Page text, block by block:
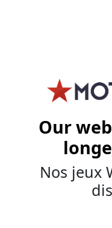
Our
Nos jeux